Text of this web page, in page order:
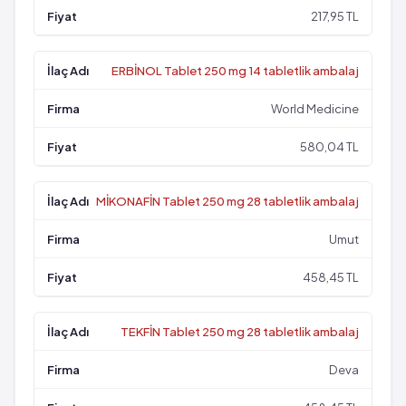
217,95 TL
ERBİNOL Tablet 250 mg 14 tabletlik ambalaj
World Medicine
580,04 TL
MİKONAFİN Tablet 250 mg 28 tabletlik ambalaj
Umut
458,45 TL
TEKFİN Tablet 250 mg 28 tabletlik ambalaj
Deva